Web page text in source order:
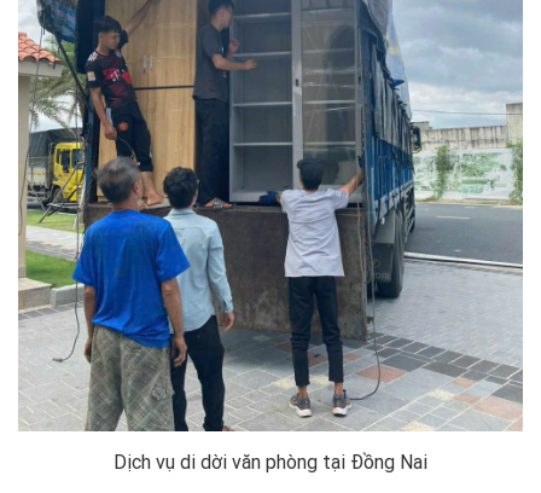
Dịch vụ di dời văn phòng tại Đồng Nai